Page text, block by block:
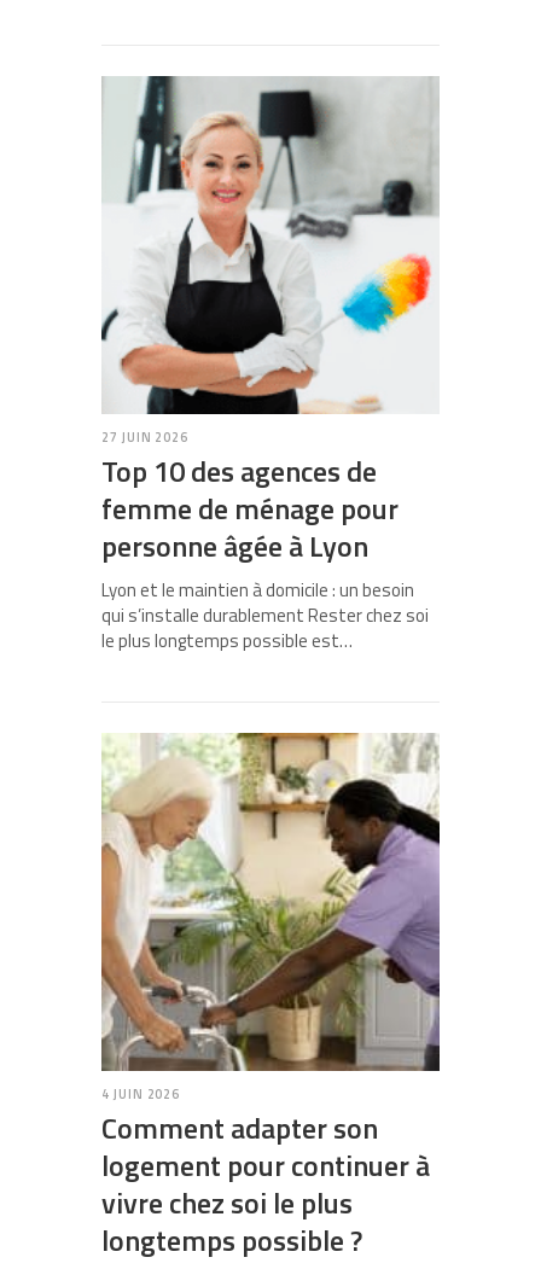
27 JUIN 2026
Top 10 des agences de
femme de ménage pour
personne âgée à Lyon
Lyon et le maintien à domicile : un besoin
qui s’installe durablement Rester chez soi
le plus longtemps possible est…
4 JUIN 2026
Comment adapter son
logement pour continuer à
vivre chez soi le plus
longtemps possible ?